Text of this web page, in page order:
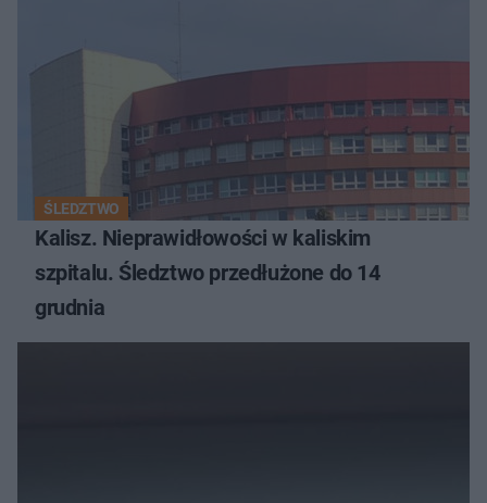
ŚLEDZTWO
Kalisz. Nieprawidłowości w kaliskim
szpitalu. Śledztwo przedłużone do 14
grudnia